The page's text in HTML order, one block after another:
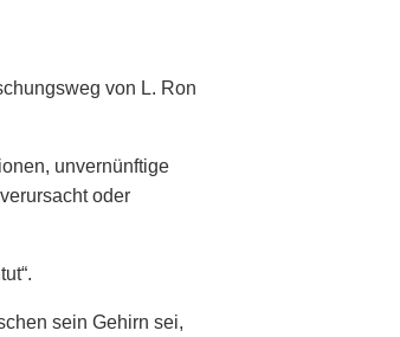
von L. Ron
unvernünftige
oder
sein Gehirn sei,